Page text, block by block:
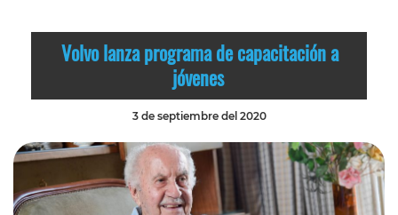
Volvo lanza programa de capacitación a
jóvenes
3 de septiembre del 2020